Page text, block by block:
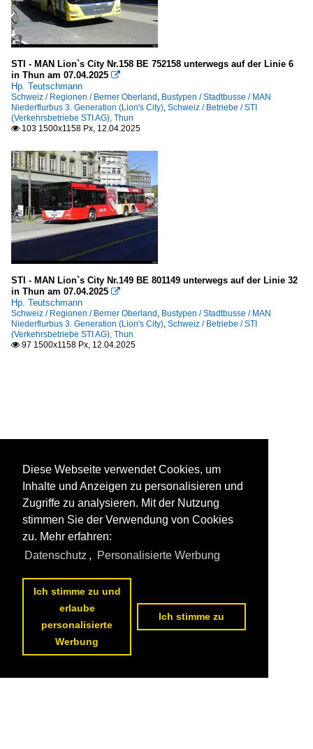
STI - MAN Lion`s City Nr.158 BE 752158 unterwegs auf der Linie 6
in Thun am 07.04.2025 
Hp. Teutschmann
Schweiz / Regionen / Berner Oberland , Bustypen / Stadtbusse / MAN
Niederflurbus 3. Generation (Lion's City), Schweiz / Betriebe / STI
(Verkehrsbetriebe STI AG), Thun
 103 1500x1158 Px, 12.04.2025
STI - MAN Lion`s City Nr.149 BE 801149 unterwegs auf der Linie 32
in Thun am 07.04.2025 
Hp. Teutschmann
Schweiz / Regionen / Berner Oberland , Bustypen / Stadtbusse / MAN
Niederflurbus 3. Generation (Lion's City), Schweiz / Betriebe / STI
(Verkehrsbetriebe STI AG), Thun
 97 1500x1158 Px, 12.04.2025
Diese Webseite verwendet Cookies, um
Inhalte und Anzeigen zu personalisieren und
Zugriffe zu analysieren. Mit der Nutzung
stimmen Sie der Verwendung von Cookies
zu. Mehr erfahren:
Datenschutz , Personalisierte Werbung
Ich stimme zu und
erlaube
personalisierte
Werbung
Ich stimme zu